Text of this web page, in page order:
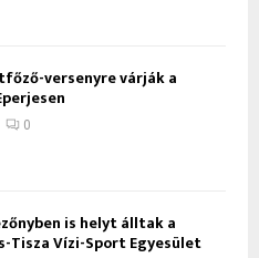
versenyre várják a
0
is helyt álltak a
Tisza Vízi-Sport Egyesület